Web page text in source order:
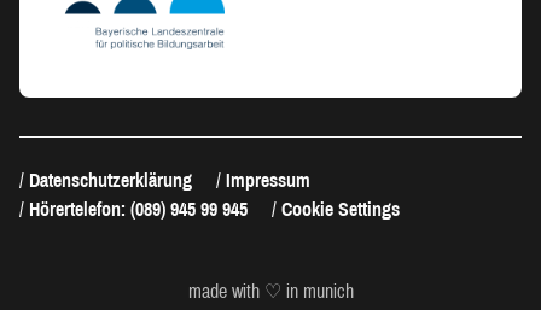
Datenschutzerklärung
Impressum
Hörertelefon: (089) 945 99 945
Cookie Settings
made with ♡ in munich